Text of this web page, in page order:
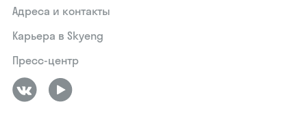
Адреса и контакты
Карьера в Skyeng
Пресс-центр